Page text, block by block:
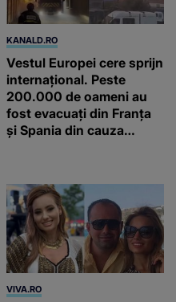
KANALD.RO
Vestul Europei cere sprijn
internațional. Peste
200.000 de oameni au
fost evacuați din Franța
și Spania din cauza
VIVA.RO